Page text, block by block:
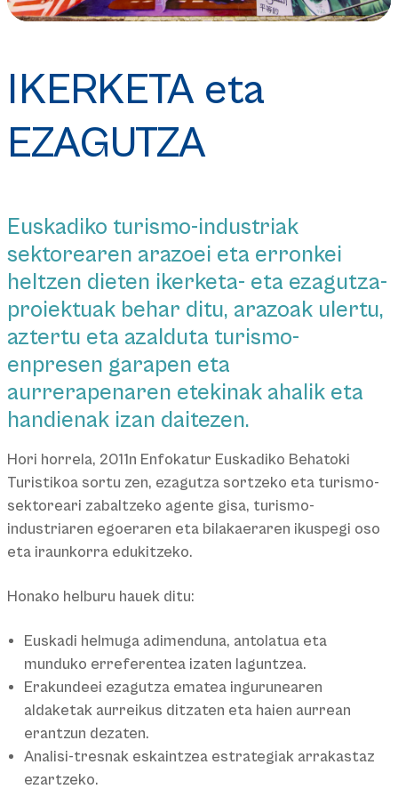
IKERKETA eta
EZAGUTZA
Euskadiko turismo-industriak
sektorearen arazoei eta erronkei
heltzen dieten ikerketa- eta ezagutza-
proiektuak behar ditu, arazoak ulertu,
aztertu eta azalduta turismo-
enpresen garapen eta
aurrerapenaren etekinak ahalik eta
handienak izan daitezen.
Hori horrela, 2011n Enfokatur Euskadiko Behatoki
Turistikoa sortu zen, ezagutza sortzeko eta turismo-
sektoreari zabaltzeko agente gisa, turismo-
industriaren egoeraren eta bilakaeraren ikuspegi oso
eta iraunkorra edukitzeko.
Honako helburu hauek ditu:
Euskadi helmuga adimenduna, antolatua eta
munduko erreferentea izaten laguntzea.
Erakundeei ezagutza ematea ingurunearen
aldaketak aurreikus ditzaten eta haien aurrean
erantzun dezaten.
Analisi-tresnak eskaintzea estrategiak arrakastaz
ezartzeko.